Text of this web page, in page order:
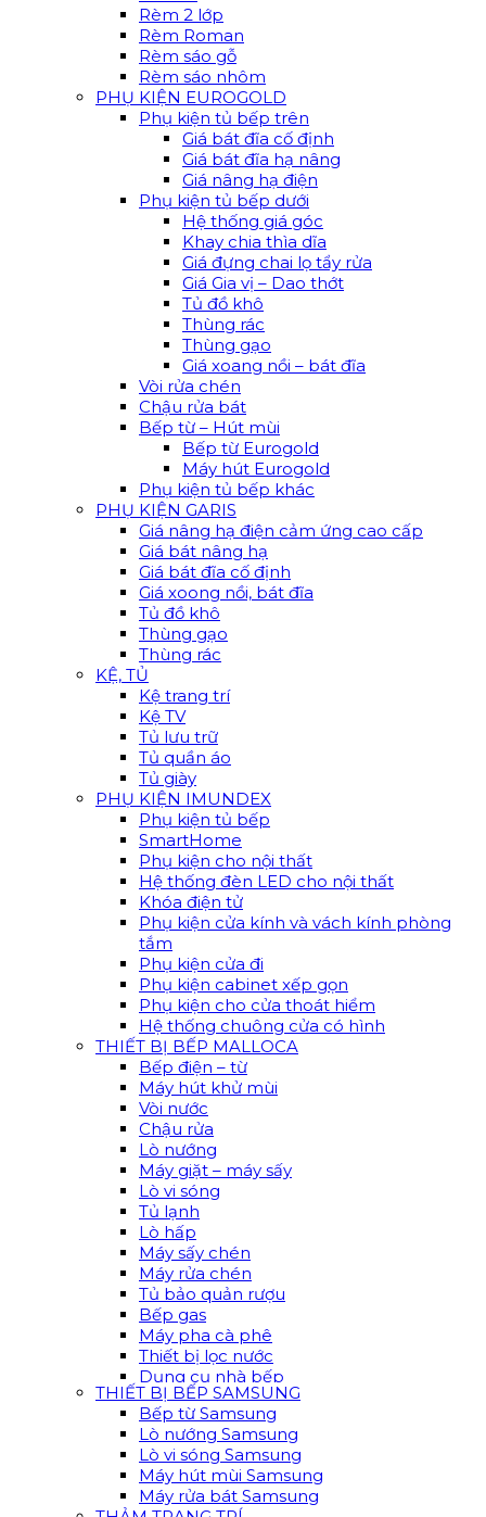
Rèm 2 lớp
Rèm Roman
Rèm sáo gỗ
Rèm sáo nhôm
PHỤ KIỆN EUROGOLD
Phụ kiện tủ bếp trên
Giá bát đĩa cố định
Giá bát đĩa hạ nâng
Giá nâng hạ điện
Phụ kiện tủ bếp dưới
Hệ thống giá góc
Khay chia thìa dĩa
Giá đựng chai lọ tẩy rửa
Giá Gia vị – Dao thớt
Tủ đồ khô
Thùng rác
Thùng gạo
Giá xoang nồi – bát đĩa
Vòi rửa chén
Chậu rửa bát
Bếp từ – Hút mùi
Bếp từ Eurogold
Máy hút Eurogold
Phụ kiện tủ bếp khác
PHỤ KIỆN GARIS
Giá nâng hạ điện cảm ứng cao cấp
Giá bát nâng hạ
Giá bát đĩa cố định
Giá xoong nồi, bát đĩa
Tủ đồ khô
Thùng gạo
Thùng rác
KỆ, TỦ
Kệ trang trí
Kệ TV
Tủ lưu trữ
Tủ quần áo
Tủ giày
PHỤ KIỆN IMUNDEX
Phụ kiện tủ bếp
SmartHome
Phụ kiện cho nội thất
Hệ thống đèn LED cho nội thất
Khóa điện tử
Phụ kiện cửa kính và vách kính phòng
tắm
Phụ kiện cửa đi
Phụ kiện cabinet xếp gọn
Phụ kiện cho cửa thoát hiểm
Hệ thống chuông cửa có hình
THIẾT BỊ BẾP MALLOCA
Bếp điện – từ
Máy hút khử mùi
Vòi nước
Chậu rửa
Lò nướng
Máy giặt – máy sấy
Lò vi sóng
Tủ lạnh
Lò hấp
Máy sấy chén
Máy rửa chén
Tủ bảo quản rượu
Bếp gas
Máy pha cà phê
Thiết bị lọc nước
Dụng cụ nhà bếp
THIẾT BỊ BẾP SAMSUNG
Bếp từ Samsung
Lò nướng Samsung
Lò vi sóng Samsung
Máy hút mùi Samsung
Máy rửa bát Samsung